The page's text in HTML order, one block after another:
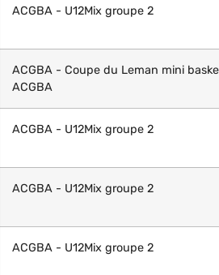
ACGBA - U12Mix groupe 2
ACGBA - Coupe du Leman mini
ACGBA
ACGBA - U12Mix groupe 2
ACGBA - U12Mix groupe 2
ACGBA - U12Mix groupe 2